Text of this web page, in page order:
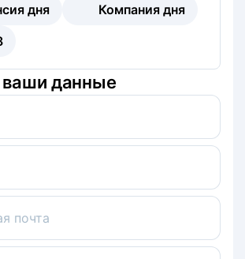
дня
Компания дня
ваши данные
почта